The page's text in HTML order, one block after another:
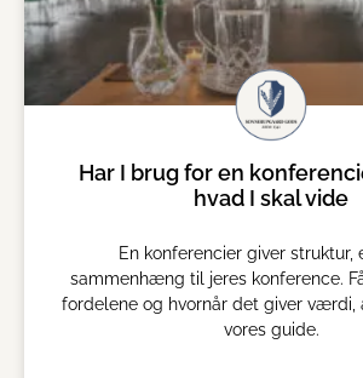
Har I brug for en
hvad I skal vide
En konferencier giver struktur,
sammenhæng til jeres konference.
fordelene og hvornår det giver værdi,
vores guide.